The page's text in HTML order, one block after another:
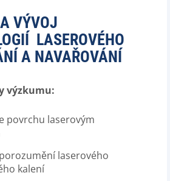
VÝVOJ
LASEROVÉHO
A NAVAŘOVÁNÍ
výzkumu:
povrchu laserovým
laserového
kalení